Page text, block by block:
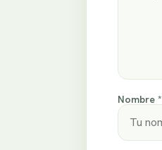
Nombre *